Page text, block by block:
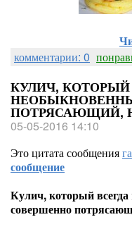
комментарии: 0
КУЛИЧ, КОТОРЫЙ
ПОТРЯСАЮЩИЙ,
05-05-2016 14:10
Это цитата сообщения
сообщение
Кулич, который
совершенно